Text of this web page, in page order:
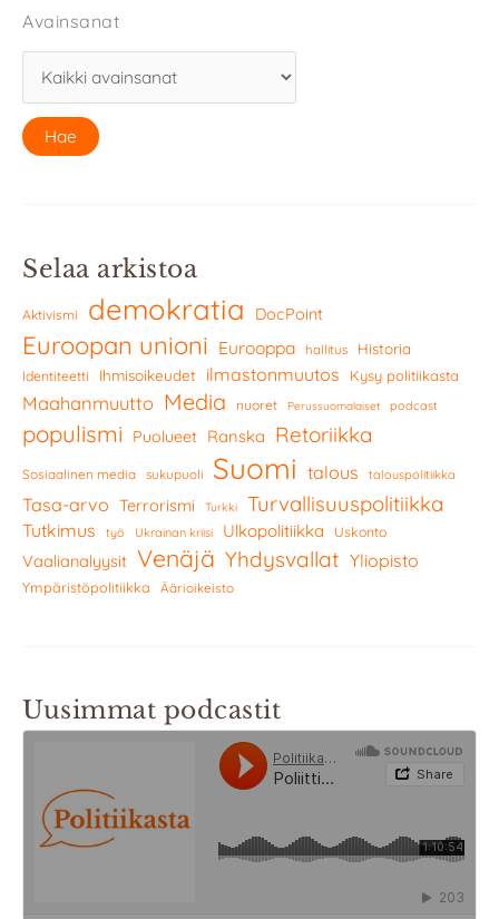
Avainsanat
Selaa arkistoa
Aktivismi demokratia DocPoint
Euroopan unioni Eurooppa hallitus Historia
Identiteetti Ihmisoikeudet ilmastonmuutos Kysy politiikasta
Maahanmuutto Media nuoret Perussuomalaiset podcast
populismi Puolueet Ranska Retoriikka
Sosiaalinen media sukupuoli Suomi talous talouspolitiikka
Tasa-arvo Terrorismi Turkki Turvallisuuspolitiikka
Tutkimus työ Ukrainan kriisi Ulkopolitiikka Uskonto
Vaalianalyysit Venäjä Yhdysvallat Yliopisto
Ympäristöpolitiikka Äärioikeisto
Uusimmat podcastit